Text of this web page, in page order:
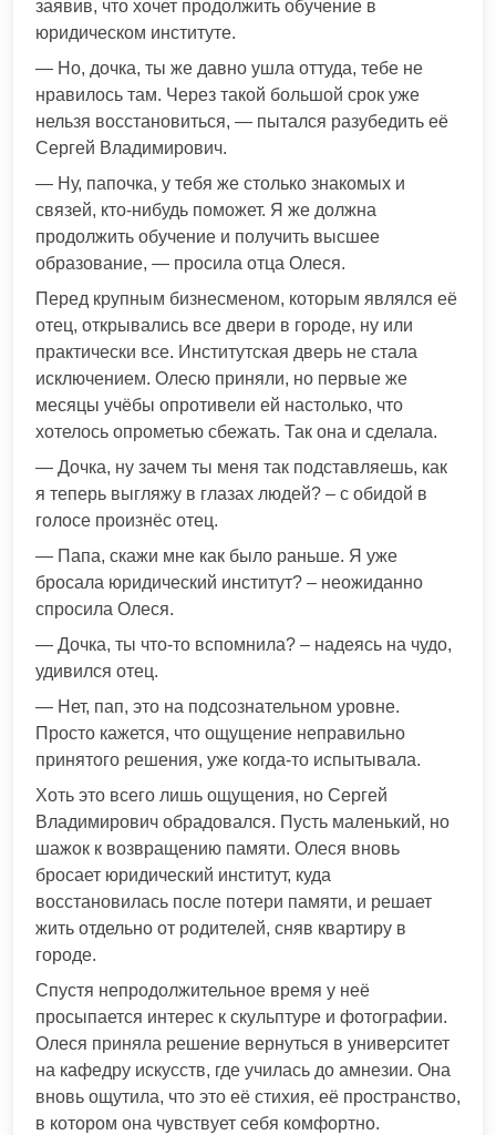
заявив, что хочет продолжить обучение в
юридическом институте.
— Но, дочка, ты же давно ушла оттуда, тебе не
нравилось там. Через такой большой срок уже
нельзя восстановиться, — пытался разубедить её
Сергей Владимирович.
— Ну, папочка, у тебя же столько знакомых и
связей, кто-нибудь поможет. Я же должна
продолжить обучение и получить высшее
образование, — просила отца Олеся.
Перед крупным бизнесменом, которым являлся её
отец, открывались все двери в городе, ну или
практически все. Институтская дверь не стала
исключением. Олесю приняли, но первые же
месяцы учёбы опротивели ей настолько, что
хотелось опрометью сбежать. Так она и сделала.
— Дочка, ну зачем ты меня так подставляешь, как
я теперь выгляжу в глазах людей? – с обидой в
голосе произнёс отец.
— Папа, скажи мне как было раньше. Я уже
бросала юридический институт? – неожиданно
спросила Олеся.
— Дочка, ты что-то вспомнила? – надеясь на чудо,
удивился отец.
— Нет, пап, это на подсознательном уровне.
Просто кажется, что ощущение неправильно
принятого решения, уже когда-то испытывала.
Хоть это всего лишь ощущения, но Сергей
Владимирович обрадовался. Пусть маленький, но
шажок к возвращению памяти. Олеся вновь
бросает юридический институт, куда
восстановилась после потери памяти, и решает
жить отдельно от родителей, сняв квартиру в
городе.
Спустя непродолжительное время у неё
просыпается интерес к скульптуре и фотографии.
Олеся приняла решение вернуться в университет
на кафедру искусств, где училась до амнезии. Она
вновь ощутила, что это её стихия, её пространство,
в котором она чувствует себя комфортно.